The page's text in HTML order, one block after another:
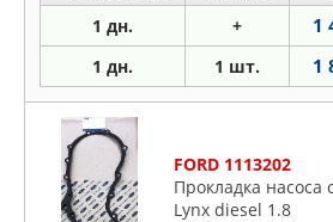
1 дн. + 1
1 дн. 1 шт. 1
FORD 1113202
Прокладка насоса
Lynx diesel 1.8